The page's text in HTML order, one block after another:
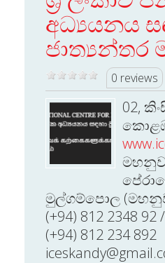
අධ්‍යයනය
ජාත්‍යන්තර
0 reviews
02,
මුල්ගම්පොල
(+94) 812 2348 92
(+94) 812 234 892